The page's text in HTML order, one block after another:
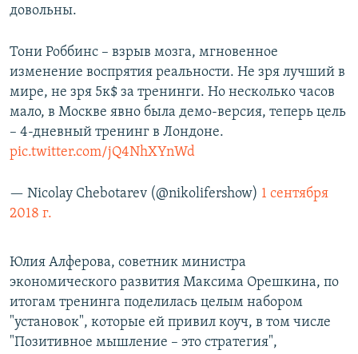
довольны.
Тони Роббинс – взрыв мозга, мгновенное
изменение воспрятия реальности. Не зря лучший в
мире, не зря 5к$ за тренинги. Но несколько часов
мало, в Москве явно была демо-версия, теперь цель
– 4-дневный тренинг в Лондоне.
pic.twitter.com/jQ4NhXYnWd
— Nicolay Chebotarev (@nikolifershow) 1 сентября
2018 г.
Юлия Алферова, советник министра
экономического развития Максима Орешкина, по
итогам тренинга поделилась целым набором
"установок", которые ей привил коуч, в том числе
"Позитивное мышление – это стратегия",